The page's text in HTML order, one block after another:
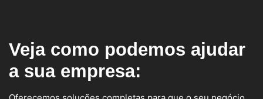
Veja como podemos ajudar
a sua empresa: